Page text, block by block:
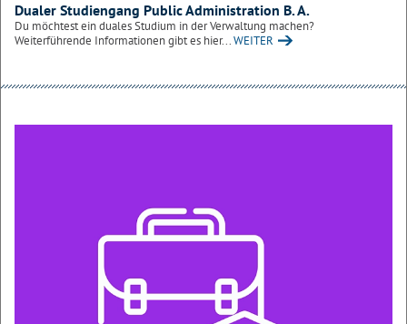
Dualer Studiengang Public Administration B. A.
Du möchtest ein duales Studium in der Verwaltung machen?
Weiterführende Informationen gibt es hier...WEITER